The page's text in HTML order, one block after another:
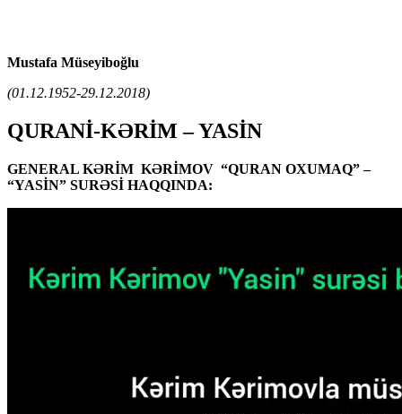
Mustafa Müseyiboğlu
(01.12.1952-29.12.2018)
QURANİ-KƏRİM – YASİN
GENERAL KƏRİM KƏRİMOV “QURAN OXUMAQ” –
“YASİN” SURƏSİ HAQQINDA: